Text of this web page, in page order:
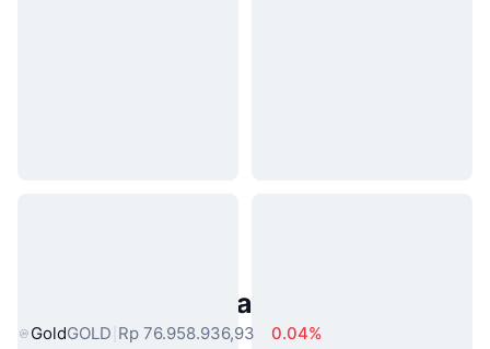
Aset Dunia Nyata Populer
GoldGOLD Rp 76.958.936,93
0.04%